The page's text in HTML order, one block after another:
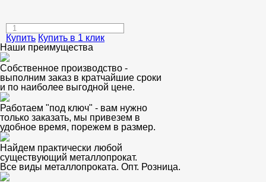
Купить Купить в 1 клик
Наши преимущества
Собственное производство -
выполним заказ в кратчайшие сроки
и по наиболее выгодной цене.
Работаем "под ключ" - вам нужно
только заказать, мы привезем в
удобное время, порежем в размер.
Найдем практически любой
существующий металлопрокат.
Все виды металлопроката. Опт. Розница.